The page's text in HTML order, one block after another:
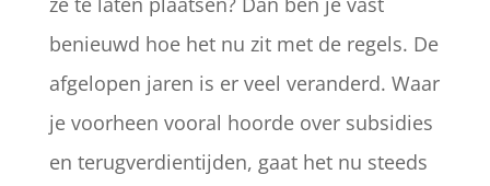
benieuwd hoe het nu zit met de regels. De
afgelopen jaren is er veel veranderd. Waar
je voorheen vooral hoorde over subsidies
en terugverdientijden, gaat het nu steeds